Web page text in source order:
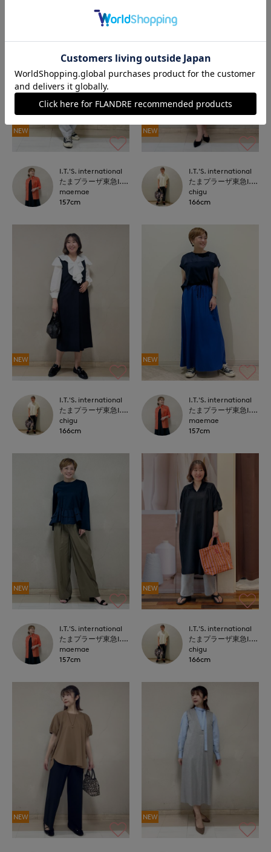
NEW
I.T.'S. international
たまプラーザ東急I.T.'S.international
maemae
157cm
NEW
I.T.'S. international
たまプラーザ東急I.T.'S.international
chigu
166cm
NEW
I.T.'S. international
たまプラーザ東急I.T.'S.international
chigu
166cm
NEW
I.T.'S. international
たまプラーザ東急I.T.'S.international
maemae
157cm
NEW
I.T.'S. international
たまプラーザ東急I.T.'S.international
maemae
157cm
NEW
I.T.'S. international
たまプラーザ東急I.T.'S.international
chigu
166cm
NEW NEW